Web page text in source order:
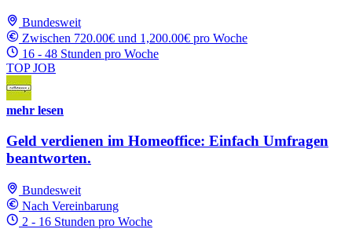
Bundesweit
Zwischen 720.00€ und 1,200.00€ pro Woche
16 - 48 Stunden pro Woche
TOP JOB
mehr lesen
Geld verdienen im Homeoffice: Einfach Umfragen
beantworten.
Bundesweit
Nach Vereinbarung
2 - 16 Stunden pro Woche